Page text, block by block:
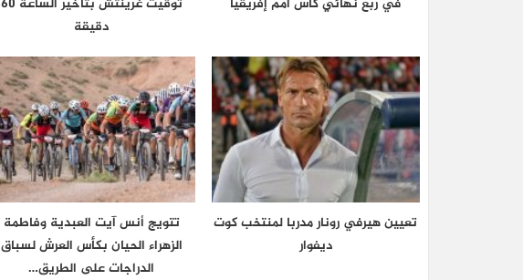
في ربع نهائي كأس أمم إفريقيا
توقيت غرينتش بتأخير الساعة 60
دقيقة
تعيين هيرفي رونار مدربا لمنتخب كوت
ديفوار
تتويج أنس آيت العبدية وفاطمة
الزهراء الحيان بكأس العرش لسباق
الدراجات على الطريق…